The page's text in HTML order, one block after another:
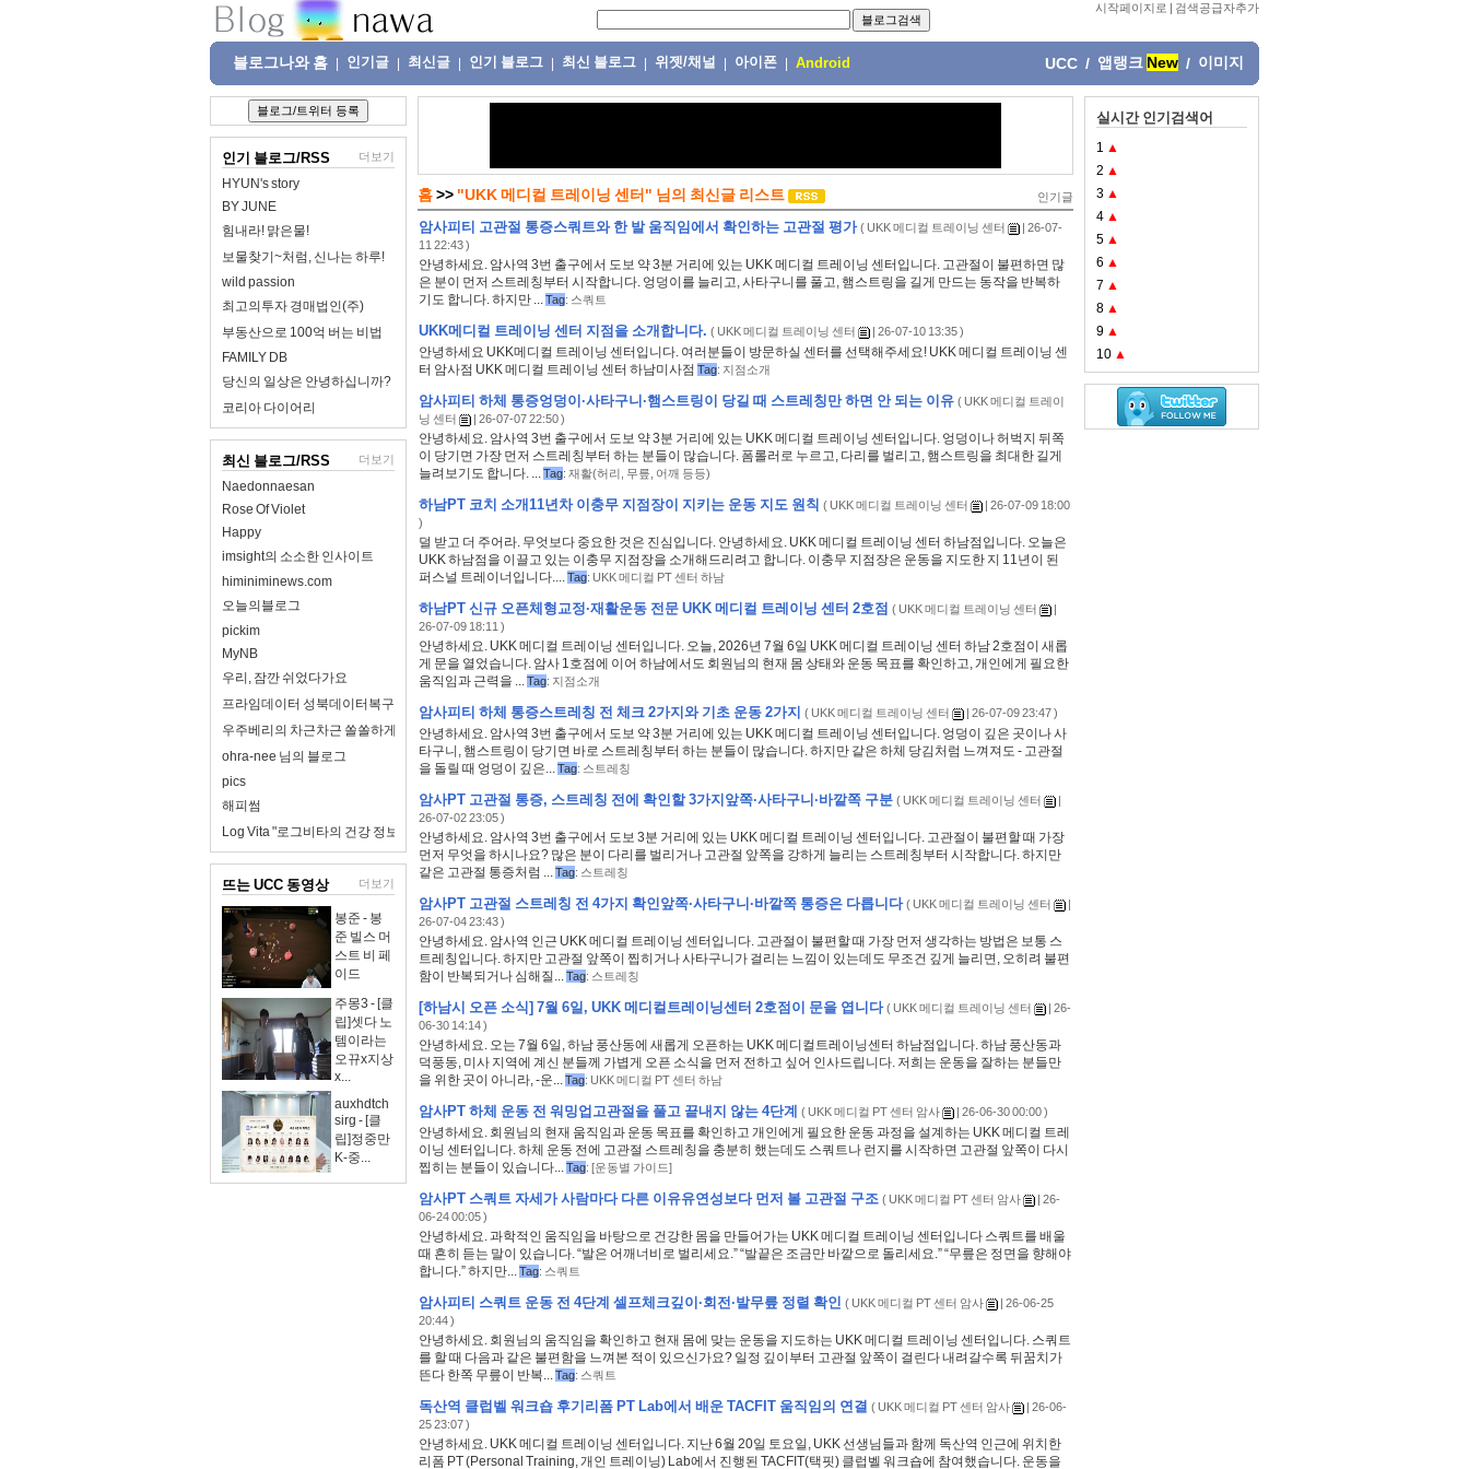
시작페이지로 | 검색공급자추가
블로그나와 홈 인기글 최신글 인기 블로그 최신 블로그 위젯/채널 아이폰 Android UCC / 앱랭크 New / 이미지
인기 블로그/RSS 더보기
HYUN's story
BY JUNE
힘내라! 맑은물!
보물찾기~처럼, 신나는 하루!
wild passion
최고의투자 경매법인(주)
부동산으로 100억 버는 비법
FAMILY DB
당신의 일상은 안녕하십니까?
코리아 다이어리
최신 블로그/RSS 더보기
Naedonnaesan
Rose Of Violet
Happy
imsight의 소소한 인사이트
himiniminews.com
오늘의블로그
pickim
MyNB
우리, 잠깐 쉬었다가요
프라임데이터 성북데이터복구
우주베리의 차근차근 쏠쏠하게
ohra-nee 님의 블로그
pics
해피썸
Log Vita "로그비타의 건강 정보 완전 정리"
뜨는 UCC 동영상 더보기
봉준 - 봉
준 빌스 머
스트 비 페
이드
주몽3 - [클
립]셋다 노
템이라는
오뀨x지상
x...
auxhdtch
sirg - [클
립]정중만
K-중...
홈>> "UKK 메디컬 트레이닝 센터" 님의 최신글 리스트 인기글
암사피티 고관절 통증스쿼트와 한 발 움직임에서 확인하는 고관절 평가 (UKK 메디컬 트레이닝 센터
| 26-07-
11 22:43 )
안녕하세요. 암사역 3번 출구에서 도보 약 3분 거리에 있는 UKK 메디컬 트레이닝 센터입니다. 고관절이 불편하면 많
은 분이 먼저 스트레칭부터 시작합니다. 엉덩이를 늘리고, 사타구니를 풀고, 햄스트링을 길게 만드는 동작을 반복하
기도 합니다. 하지만 ...Tag: 스쿼트
UKK메디컬 트레이닝 센터 지점을 소개합니다. (UKK 메디컬 트레이닝 센터 | 26-07-10 13:35 )
안녕하세요 UKK메디컬 트레이닝 센터입니다. 여러분들이 방문하실 센터를 선택해주세요! UKK 메디컬 트레이닝 센
터 암사점 UKK 메디컬 트레이닝 센터 하남미사점 Tag: 지점소개
암사피티 하체 통증엉덩이·사타구니·햄스트링이 당길 때 스트레칭만 하면 안 되는 이유 (UKK 메디컬 트레이
닝 센터
| 26-07-07 22:50 )
안녕하세요. 암사역 3번 출구에서 도보 약 3분 거리에 있는 UKK 메디컬 트레이닝 센터입니다. 엉덩이나 허벅지 뒤쪽
이 당기면 가장 먼저 스트레칭부터 하는 분들이 많습니다. 폼롤러로 누르고, 다리를 벌리고, 햄스트링을 최대한 길게
늘려보기도 합니다. ...Tag: 재활(허리 무릎 어깨 등등)
하남PT 코치 소개11년차 이충무 지점장이 지키는 운동 지도 원칙 (UKK 메디컬 트레이닝 센터
| 26-07-09 18:00
)
덜 받고 더 주어라. 무엇보다 중요한 것은 진심입니다. 안녕하세요. UKK 메디컬 트레이닝 센터 하남점입니다. 오늘은
UKK 하남점을 이끌고 있는 이충무 지점장을 소개해드리려고 합니다. 이충무 지점장은 운동을 지도한 지 11년이 된
퍼스널 트레이너입니다....Tag: UKK 메디컬 PT 센터 하남
하남PT 신규 오픈체형교정·재활운동 전문 UKK 메디컬 트레이닝 센터 2호점 (UKK 메디컬 트레이닝 센터
|
26-07-09 18:11 )
안녕하세요. UKK 메디컬 트레이닝 센터입니다. 오늘, 2026년 7월 6일 UKK 메디컬 트레이닝 센터 하남 2호점이 새롭
게 문을 열었습니다. 암사 1호점에 이어 하남에서도 회원님의 현재 몸 상태와 운동 목표를 확인하고, 개인에게 필요한
움직임과 근력을 ...Tag: 지점소개
암사피티 하체 통증스트레칭 전 체크 2가지와 기초 운동 2가지 (UKK 메디컬 트레이닝 센터 | 26-07-09 23:47 )
안녕하세요. 암사역 3번 출구에서 도보 약 3분 거리에 있는 UKK 메디컬 트레이닝 센터입니다. 엉덩이 깊은 곳이나 사
타구니, 햄스트링이 당기면 바로 스트레칭부터 하는 분들이 많습니다. 하지만 같은 하체 당김처럼 느껴져도 - 고관절
을 돌릴 때 엉덩이 깊은...Tag: 스트레칭
암사PT 고관절 통증, 스트레칭 전에 확인할 3가지앞쪽·사타구니·바깥쪽 구분 (UKK 메디컬 트레이닝 센터
|
26-07-02 23:05 )
안녕하세요. 암사역 3번 출구에서 도보 3분 거리에 있는 UKK 메디컬 트레이닝 센터입니다. 고관절이 불편할 때 가장
먼저 무엇을 하시나요? 많은 분이 다리를 벌리거나 고관절 앞쪽을 강하게 늘리는 스트레칭부터 시작합니다. 하지만
같은 고관절 통증처럼 ...Tag: 스트레칭
암사PT 고관절 스트레칭 전 4가지 확인앞쪽·사타구니·바깥쪽 통증은 다릅니다 (UKK 메디컬 트레이닝 센터
|
26-07-04 23:43 )
안녕하세요. 암사역 인근 UKK 메디컬 트레이닝 센터입니다. 고관절이 불편할 때 가장 먼저 생각하는 방법은 보통 스
트레칭입니다. 하지만 고관절 앞쪽이 찝히거나 사타구니가 걸리는 느낌이 있는데도 무조건 깊게 늘리면, 오히려 불편
함이 반복되거나 심해질...Tag: 스트레칭
[하남시 오픈 소식] 7월 6일, UKK 메디컬트레이닝센터 2호점이 문을 엽니다 (UKK 메디컬 트레이닝 센터
| 26-
06-30 14:14 )
안녕하세요. 오는 7월 6일, 하남 풍산동에 새롭게 오픈하는 UKK 메디컬트레이닝센터 하남점입니다. 하남 풍산동과
덕풍동, 미사 지역에 계신 분들께 가볍게 오픈 소식을 먼저 전하고 싶어 인사드립니다. 저희는 운동을 잘하는 분들만
을 위한 곳이 아니라, -운...Tag: UKK 메디컬 PT 센터 하남
암사PT 하체 운동 전 워밍업고관절을 풀고 끝내지 않는 4단계 (UKK 메디컬 PT 센터 암사 | 26-06-30 00:00 )
안녕하세요. 회원님의 현재 움직임과 운동 목표를 확인하고 개인에게 필요한 운동 과정을 설계하는 UKK 메디컬 트레
이닝 센터입니다. 하체 운동 전에 고관절 스트레칭을 충분히 했는데도 스쿼트나 런지를 시작하면 고관절 앞쪽이 다시
찝히는 분들이 있습니다...Tag: [운동별 가이드]
암사PT 스쿼트 자세가 사람마다 다른 이유유연성보다 먼저 볼 고관절 구조 (UKK 메디컬 PT 센터 암사
| 26-
06-24 00:05 )
안녕하세요. 과학적인 움직임을 바탕으로 건강한 몸을 만들어가는 UKK 메디컬 트레이닝 센터입니다 스쿼트를 배울
때 흔히 듣는 말이 있습니다. “발은 어깨너비로 벌리세요.” “발끝은 조금만 바깥으로 돌리세요.” “무릎은 정면을 향해야
합니다.” 하지만...Tag: 스쿼트
암사피티 스쿼트 운동 전 4단계 셀프체크깊이·회전·발무릎 정렬 확인 (UKK 메디컬 PT 센터 암사
| 26-06-25
20:44 )
안녕하세요. 회원님의 움직임을 확인하고 현재 몸에 맞는 운동을 지도하는 UKK 메디컬 트레이닝 센터입니다. 스쿼트
를 할 때 다음과 같은 불편함을 느껴본 적이 있으신가요? 일정 깊이부터 고관절 앞쪽이 걸린다 내려갈수록 뒤꿈치가
뜬다 한쪽 무릎이 반복...Tag: 스쿼트
독산역 클럽벨 워크숍 후기리폼 PT Lab에서 배운 TACFIT 움직임의 연결 (UKK 메디컬 PT 센터 암사
| 26-06-
25 23:07 )
안녕하세요. UKK 메디컬 트레이닝 센터입니다. 지난 6월 20일 토요일, UKK 선생님들과 함께 독산역 인근에 위치한
리폼 PT (Personal Training, 개인 트레이닝) Lab에서 진행된 TACFIT(택핏) 클럽벨 워크숍에 참여했습니다. 운동을
실시간 인기검색어
1 ▲
2 ▲
3 ▲
4 ▲
5 ▲
6 ▲
7 ▲
8 ▲
9 ▲
10 ▲